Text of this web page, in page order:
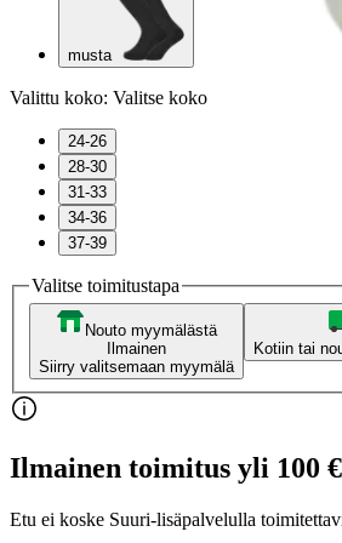
musta
Valittu koko: Valitse koko
24-26
28-30
31-33
34-36
37-39
Valitse toimitustapa
Nouto myymälästä
Ilmainen
Siirry valitsemaan myymälä
Kotiin tai
Ilmainen toimitus yli 100
Etu ei koske Suuri‑lisäpalvelulla